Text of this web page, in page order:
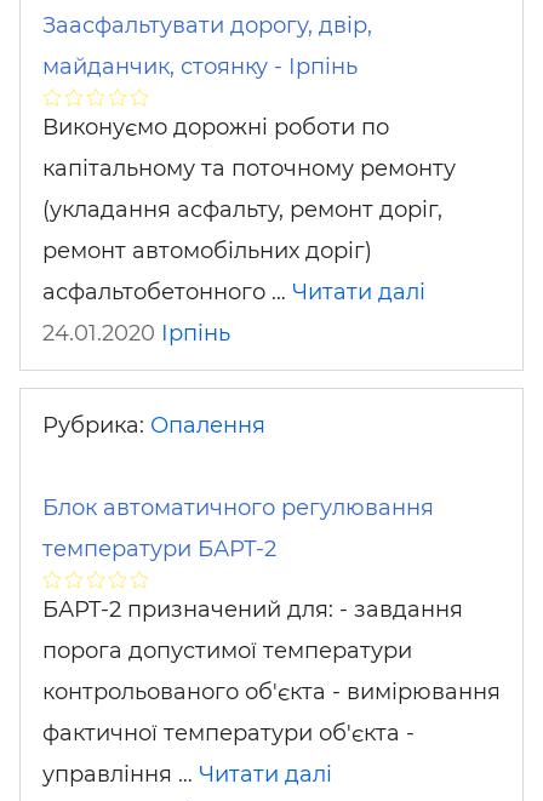
Заасфальтувати дорогу, двір,
майданчик, стоянку - Ірпінь
Виконуємо дорожні роботи по
капітальному та поточному ремонту
(укладання асфальту, ремонт доріг,
ремонт автомобільних доріг)
асфальтобетонного … Читати далі
24.01.2020 Ірпінь
Рубрика: Опалення
Блок автоматичного регулювання
температури БАРТ-2
БАРТ-2 призначений для: - завдання
порога допустимої температури
контрольованого об'єкта - вимірювання
фактичної температури об'єкта -
управління … Читати далі